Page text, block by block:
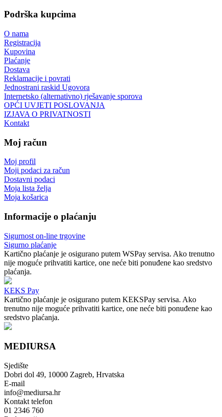
Podrška kupcima
O nama
Registracija
Kupovina
Plaćanje
Dostava
Reklamacije i povrati
Jednostrani raskid Ugovora
Internetsko (alternativno) rješavanje sporova
OPĆI UVJETI POSLOVANJA
IZJAVA O PRIVATNOSTI
Kontakt
Moj račun
Moj profil
Moji podaci za račun
Dostavni podaci
Moja lista želja
Moja košarica
Informacije o plaćanju
Sigurnost on-line trgovine
Sigurno plaćanje
Kartično plaćanje je osigurano putem WSPay servisa. Ako trenutno
nije moguće prihvatiti kartice, one neće biti ponuđene kao sredstvo
plaćanja.
KEKS Pay
Kartično plaćanje je osigurano putem KEKSPay servisa. Ako
trenutno nije moguće prihvatiti kartice, one neće biti ponuđene kao
sredstvo plaćanja.
MEDIURSA
Sjedište
Dobri dol 49, 10000 Zagreb, Hrvatska
E-mail
info@mediursa.hr
Kontakt telefon
01 2346 760